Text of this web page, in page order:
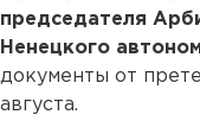
председателя
Ненецкого
документы от
августа.